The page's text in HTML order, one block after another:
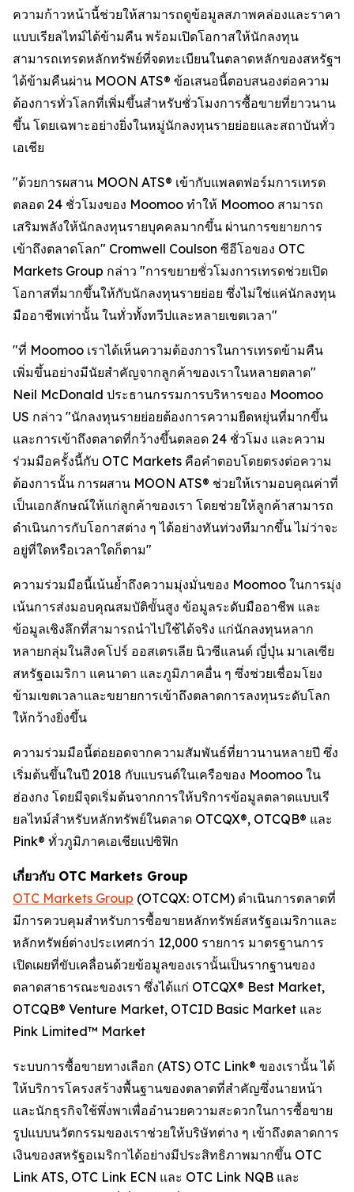
ความก้าวหน้านี้ช่วยให้สามารถดูข้อมูลสภาพคล่องและราคา
แบบเรียลไทม์ได้ข้ามคืน พร้อมเปิดโอกาสให้นักลงทุน
สามารถเทรดหลักทรัพย์ที่จดทะเบียนในตลาดหลักของสหรัฐฯ
ได้ข้ามคืนผ่าน MOON ATS® ข้อเสนอนี้ตอบสนองต่อความ
ต้องการทั่วโลกที่เพิ่มขึ้นสำหรับชั่วโมงการซื้อขายที่ยาวนาน
ขึ้น โดยเฉพาะอย่างยิ่งในหมู่นักลงทุนรายย่อยและสถาบันทั่ว
เอเชีย
"ด้วยการผสาน MOON ATS® เข้ากับแพลตฟอร์มการเทรด
ตลอด 24 ชั่วโมงของ Moomoo ทำให้ Moomoo สามารถ
เสริมพลังให้นักลงทุนรายบุคคลมากขึ้น ผ่านการขยายการ
เข้าถึงตลาดโลก" Cromwell Coulson ซีอีโอของ OTC
Markets Group กล่าว "การขยายชั่วโมงการเทรดช่วยเปิด
โอกาสที่มากขึ้นให้กับนักลงทุนรายย่อย ซึ่งไม่ใช่แค่นักลงทุน
มืออาชีพเท่านั้น ในทั่วทั้งทวีปและหลายเขตเวลา"
"ที่ Moomoo เราได้เห็นความต้องการในการเทรดข้ามคืน
เพิ่มขึ้นอย่างมีนัยสำคัญจากลูกค้าของเราในหลายตลาด"
Neil McDonald ประธานกรรมการบริหารของ Moomoo
US กล่าว "นักลงทุนรายย่อยต้องการความยืดหยุ่นที่มากขึ้น
และการเข้าถึงตลาดที่กว้างขึ้นตลอด 24 ชั่วโมง และความ
ร่วมมือครั้งนี้กับ OTC Markets คือคำตอบโดยตรงต่อความ
ต้องการนั้น การผสาน MOON ATS® ช่วยให้เรามอบคุณค่าที่
เป็นเอกลักษณ์ให้แก่ลูกค้าของเรา โดยช่วยให้ลูกค้าสามารถ
ดำเนินการกับโอกาสต่าง ๆ ได้อย่างทันท่วงทีมากขึ้น ไม่ว่าจะ
อยู่ที่ใดหรือเวลาใดก็ตาม"
ความร่วมมือนี้เน้นย้ำถึงความมุ่งมั่นของ Moomoo ในการมุ่ง
เน้นการส่งมอบคุณสมบัติขั้นสูง ข้อมูลระดับมืออาชีพ และ
ข้อมูลเชิงลึกที่สามารถนำไปใช้ได้จริง แก่นักลงทุนหลาก
หลายกลุ่มในสิงคโปร์ ออสเตรเลีย นิวซีแลนด์ ญี่ปุ่น มาเลเซีย
สหรัฐอเมริกา แคนาดา และภูมิภาคอื่น ๆ ซึ่งช่วยเชื่อมโยง
ข้ามเขตเวลาและขยายการเข้าถึงตลาดการลงทุนระดับโลก
ให้กว้างยิ่งขึ้น
ความร่วมมือนี้ต่อยอดจากความสัมพันธ์ที่ยาวนานหลายปี ซึ่ง
เริ่มต้นขึ้นในปี 2018 กับแบรนด์ในเครือของ Moomoo ใน
ฮ่องกง โดยมีจุดเริ่มต้นจากการให้บริการข้อมูลตลาดแบบเรี
ยลไทม์สำหรับหลักทรัพย์ในตลาด OTCQX®, OTCQB® และ
Pink® ทั่วภูมิภาคเอเชียแปซิฟิก
เกี่ยวกับ OTC Markets Group
OTC Markets Group (OTCQX: OTCM) ดำเนินการตลาดที่
มีการควบคุมสำหรับการซื้อขายหลักทรัพย์สหรัฐอเมริกาและ
หลักทรัพย์ต่างประเทศกว่า 12,000 รายการ มาตรฐานการ
เปิดเผยที่ขับเคลื่อนด้วยข้อมูลของเรานั้นเป็นรากฐานของ
ตลาดสาธารณะของเรา ซึ่งได้แก่ OTCQX® Best Market,
OTCQB® Venture Market, OTCID Basic Market และ
Pink Limited™ Market
ระบบการซื้อขายทางเลือก (ATS) OTC Link® ของเรานั้น ได้
ให้บริการโครงสร้างพื้นฐานของตลาดที่สำคัญซึ่งนายหน้า
และนักธุรกิจใช้พึ่งพาเพื่ออำนวยความสะดวกในการซื้อขาย
รูปแบบนวัตกรรมของเราช่วยให้บริษัทต่าง ๆ เข้าถึงตลาดการ
เงินของสหรัฐอเมริกาได้อย่างมีประสิทธิภาพมากขึ้น OTC
Link ATS, OTC Link ECN และ OTC Link NQB และ